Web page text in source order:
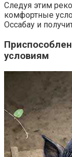
Следуя этим
комфортные
Оссабау и
условиям